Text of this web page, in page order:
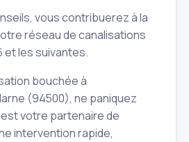
vous contribuerez à la
réseau de canalisations
et les suivantes.
bouchée à
(94500), ne paniquez
votre partenaire de
intervention rapide,